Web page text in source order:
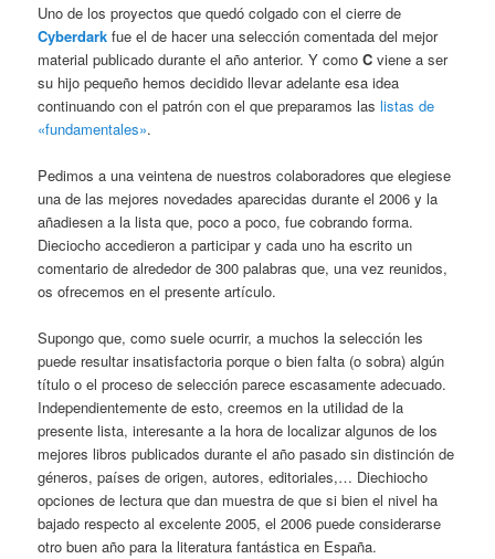
Uno de los proyectos que quedó colgado con el cierre de
Cyberdark fue el de hacer una selección comentada del mejor
material publicado durante el año anterior. Y comoCviene a ser
su hijo pequeño hemos decidido llevar adelante esa idea
continuando con el patrón con el que preparamos laslistas de
«fundamentales».
Pedimos a una veintena de nuestros colaboradores que elegiese
una de las mejores novedades aparecidas durante el 2006 y la
añadiesen a la lista que, poco a poco, fue cobrando forma.
Dieciocho accedieron a participar y cada uno ha escrito un
comentario de alrededor de 300 palabras que, una vez reunidos,
os ofrecemos en el presente artículo.
Supongo que, como suele ocurrir, a muchos la selección les
puede resultar insatisfactoria porque o bien falta (o sobra) algún
título o el proceso de selección parece escasamente adecuado.
Independientemente de esto, creemos en la utilidad de la
presente lista, interesante a la hora de localizar algunos de los
mejores libros publicados durante el año pasado sin distinción de
géneros, países de origen, autores, editoriales,… Diechiocho
opciones de lectura que dan muestra de que si bien el nivel ha
bajado respecto al excelente 2005, el 2006 puede considerarse
otro buen año para la literatura fantástica en España.